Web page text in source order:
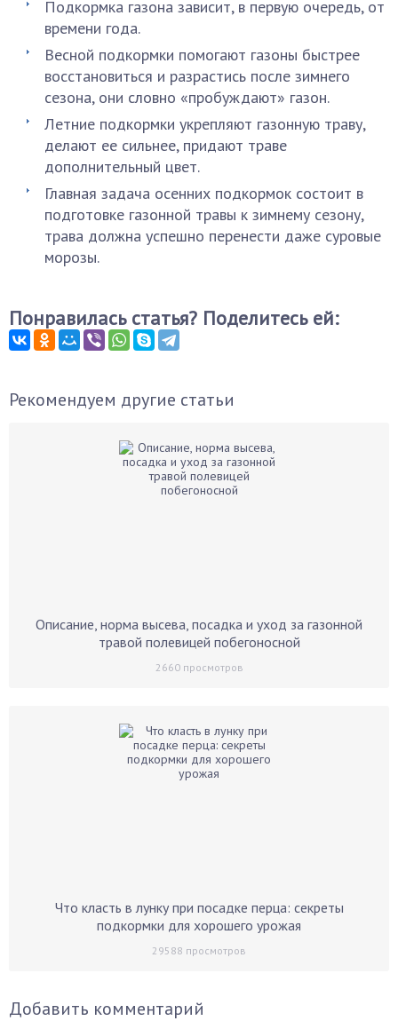
Подкормка газона зависит, в первую очередь, от
времени года.
Весной подкормки помогают газоны быстрее
восстановиться и разрастись после зимнего
сезона, они словно «пробуждают» газон.
Летние подкормки укрепляют газонную траву,
делают ее сильнее, придают траве
дополнительный цвет.
Главная задача осенних подкормок состоит в
подготовке газонной травы к зимнему сезону,
трава должна успешно перенести даже суровые
морозы.
Понравилась статья? Поделитесь ей:
Рекомендуем другие статьи
Описание, норма высева, посадка и уход за газонной
травой полевицей побегоносной
2660просмотров
Что класть в лунку при посадке перца: секреты
подкормки для хорошего урожая
29588 просмотров
Добавить комментарий